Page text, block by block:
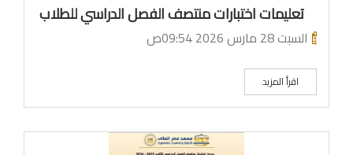
تعليمات اختبارات منتصف الفصل الدراسي للطلاب
السبت 28 مارس 2026 09:54ص
اقرأ المزيد